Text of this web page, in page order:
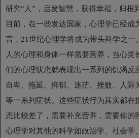
研究“人”，启发智慧，获得幸福，归根
目前，在一些发达国家，心理学已经成
言，21世纪心理学将成为带头科学之一。
人的心理和身体一样需要营养，当心灵
们的心理状态就表现出一系列的饥渴反
自卑、拖延、抑郁、迷茫、挫败、人际
等一系列症状。这些症状行为其实都在
态比较差了，需要补充营养，需要你的
心理学对其他的科学如政治学、社会学